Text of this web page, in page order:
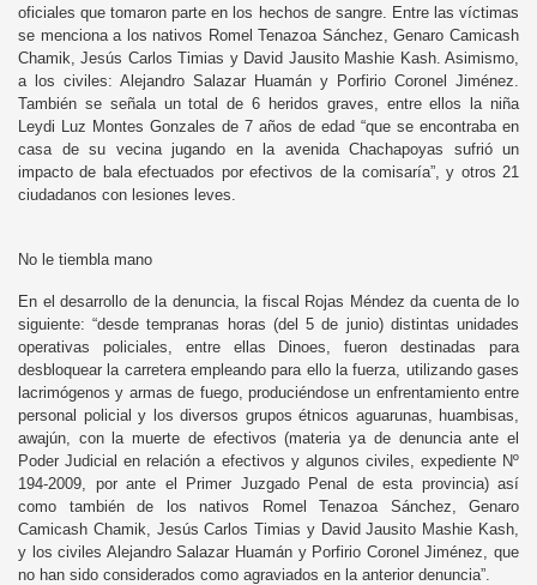
oficiales que tomaron parte en los hechos de sangre. Entre las víctimas
se menciona a los nativos Romel Tenazoa Sánchez, Genaro Camicash
Chamik, Jesús Carlos Timias y David Jausito Mashie Kash. Asimismo,
a los civiles: Alejandro Salazar Huamán y Porfirio Coronel Jiménez.
También se señala un total de 6 heridos graves, entre ellos la niña
Leydi Luz Montes Gonzales de 7 años de edad “que se encontraba en
casa de su vecina jugando en la avenida Chachapoyas sufrió un
impacto de bala efectuados por efectivos de la comisaría”, y otros 21
ciudadanos con lesiones leves.
No le tiembla mano
En el desarrollo de la denuncia, la fiscal Rojas Méndez da cuenta de lo
siguiente: “desde tempranas horas (del 5 de junio) distintas unidades
operativas policiales, entre ellas Dinoes, fueron destinadas para
desbloquear la carretera empleando para ello la fuerza, utilizando gases
lacrimógenos y armas de fuego, produciéndose un enfrentamiento entre
personal policial y los diversos grupos étnicos aguarunas, huambisas,
awajún, con la muerte de efectivos (materia ya de denuncia ante el
Poder Judicial en relación a efectivos y algunos civiles, expediente Nº
194-2009, por ante el Primer Juzgado Penal de esta provincia) así
como también de los nativos Romel Tenazoa Sánchez, Genaro
Camicash Chamik, Jesús Carlos Timias y David Jausito Mashie Kash,
y los civiles Alejandro Salazar Huamán y Porfirio Coronel Jiménez, que
no han sido considerados como agraviados en la anterior denuncia”.